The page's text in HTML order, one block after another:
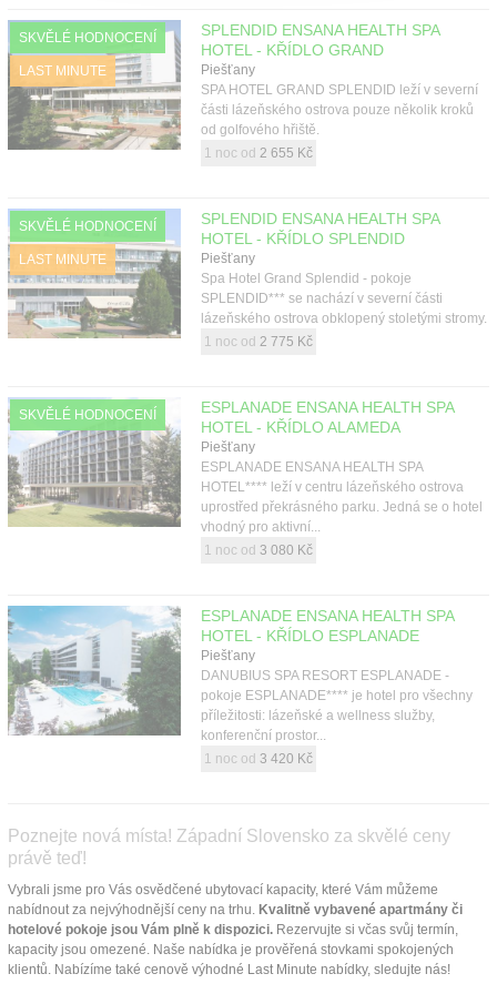
SKVĚLÉ HODNOCENÍ
LAST MINUTE
SPLENDID ENSANA HEALTH SPA
HOTEL - KŘÍDLO GRAND
Piešťany
SPA HOTEL GRAND SPLENDID leží v severní
části lázeňského ostrova pouze několik kroků
od golfového hřiště.
1 noc od 2 655 Kč
SKVĚLÉ HODNOCENÍ
LAST MINUTE
SPLENDID ENSANA HEALTH SPA
HOTEL - KŘÍDLO SPLENDID
Piešťany
Spa Hotel Grand Splendid - pokoje
SPLENDID*** se nachází v severní části
lázeňského ostrova obklopený stoletými stromy.
1 noc od 2 775 Kč
SKVĚLÉ HODNOCENÍ
ESPLANADE ENSANA HEALTH SPA
HOTEL - KŘÍDLO ALAMEDA
Piešťany
ESPLANADE ENSANA HEALTH SPA
HOTEL**** leží v centru lázeňského ostrova
uprostřed překrásného parku. Jedná se o hotel
vhodný pro aktivní...
1 noc od 3 080 Kč
ESPLANADE ENSANA HEALTH SPA
HOTEL - KŘÍDLO ESPLANADE
Piešťany
DANUBIUS SPA RESORT ESPLANADE -
pokoje ESPLANADE**** je hotel pro všechny
příležitosti: lázeňské a wellness služby,
konferenční prostor...
1 noc od 3 420 Kč
Poznejte nová místa! Západní Slovensko za skvělé ceny
právě teď!
Vybrali jsme pro Vás osvědčené ubytovací kapacity, které Vám můžeme
nabídnout za nejvýhodnější ceny na trhu. Kvalitně vybavené apartmány či
hotelové pokoje jsou Vám plně k dispozici. Rezervujte si včas svůj termín,
kapacity jsou omezené. Naše nabídka je prověřená stovkami spokojených
klientů. Nabízíme také cenově výhodné Last Minute nabídky, sledujte nás!